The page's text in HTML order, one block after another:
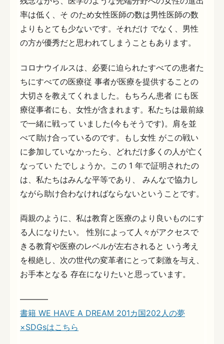
率は低く、そ のため女性医師の数は男性医師の数
よりもとても少ないです。それだけ でなく、男性
の方が優秀だと思われてしまうこともあります。
コロナウイルスは、必要に迫られたすべての患者た
ちにすべての医療従 事者が医療を提供することの
大切さを教えてくれました。もちろん患者 にも医
療従事者にも、女性が含まれます。私たちは最前線
で一緒に戦って いました(今もそうです)。肩を並
べて助け合っているのです。もし女性 がこの戦い
に参加していなかったら、どれだけ多くの人が亡く
なってい たでしょうか。この 1 年で証明されたの
は、私たちはみんな平等であり、 みんなで協力し
ながら助け合わなければならないということです。
両親のように、私は教育と医療のより良いものにす
る人になりたい。 性別によって人々がアクセスで
きる教育や医療のレベルが左右されると いう考え
を根絶し、次の世代の変革者にとって刺激を与え、
お手本となる 存在になりたいと思っています。
———–
書籍 WE HAVE A DREAM 201カ国202人の夢
×SDGsはこちら